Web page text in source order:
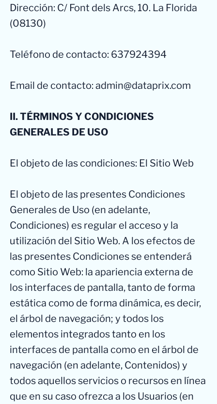
Dirección: C/ Font dels Arcs, 10. La Florida
(08130)
Teléfono de contacto: 637924394
Email de contacto: admin@dataprix.com
II. TÉRMINOS Y CONDICIONES
GENERALES DE USO
El objeto de las condiciones: El Sitio Web
El objeto de las presentes Condiciones
Generales de Uso (en adelante,
Condiciones) es regular el acceso y la
utilización del Sitio Web. A los efectos de
las presentes Condiciones se entenderá
como Sitio Web: la apariencia externa de
los interfaces de pantalla, tanto de forma
estática como de forma dinámica, es decir,
el árbol de navegación; y todos los
elementos integrados tanto en los
interfaces de pantalla como en el árbol de
navegación (en adelante, Contenidos) y
todos aquellos servicios o recursos en línea
que en su caso ofrezca a los Usuarios (en